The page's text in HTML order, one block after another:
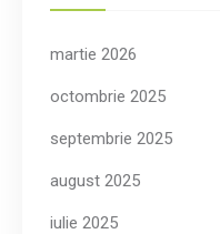
martie 2026
octombrie 2025
septembrie 2025
august 2025
iulie 2025